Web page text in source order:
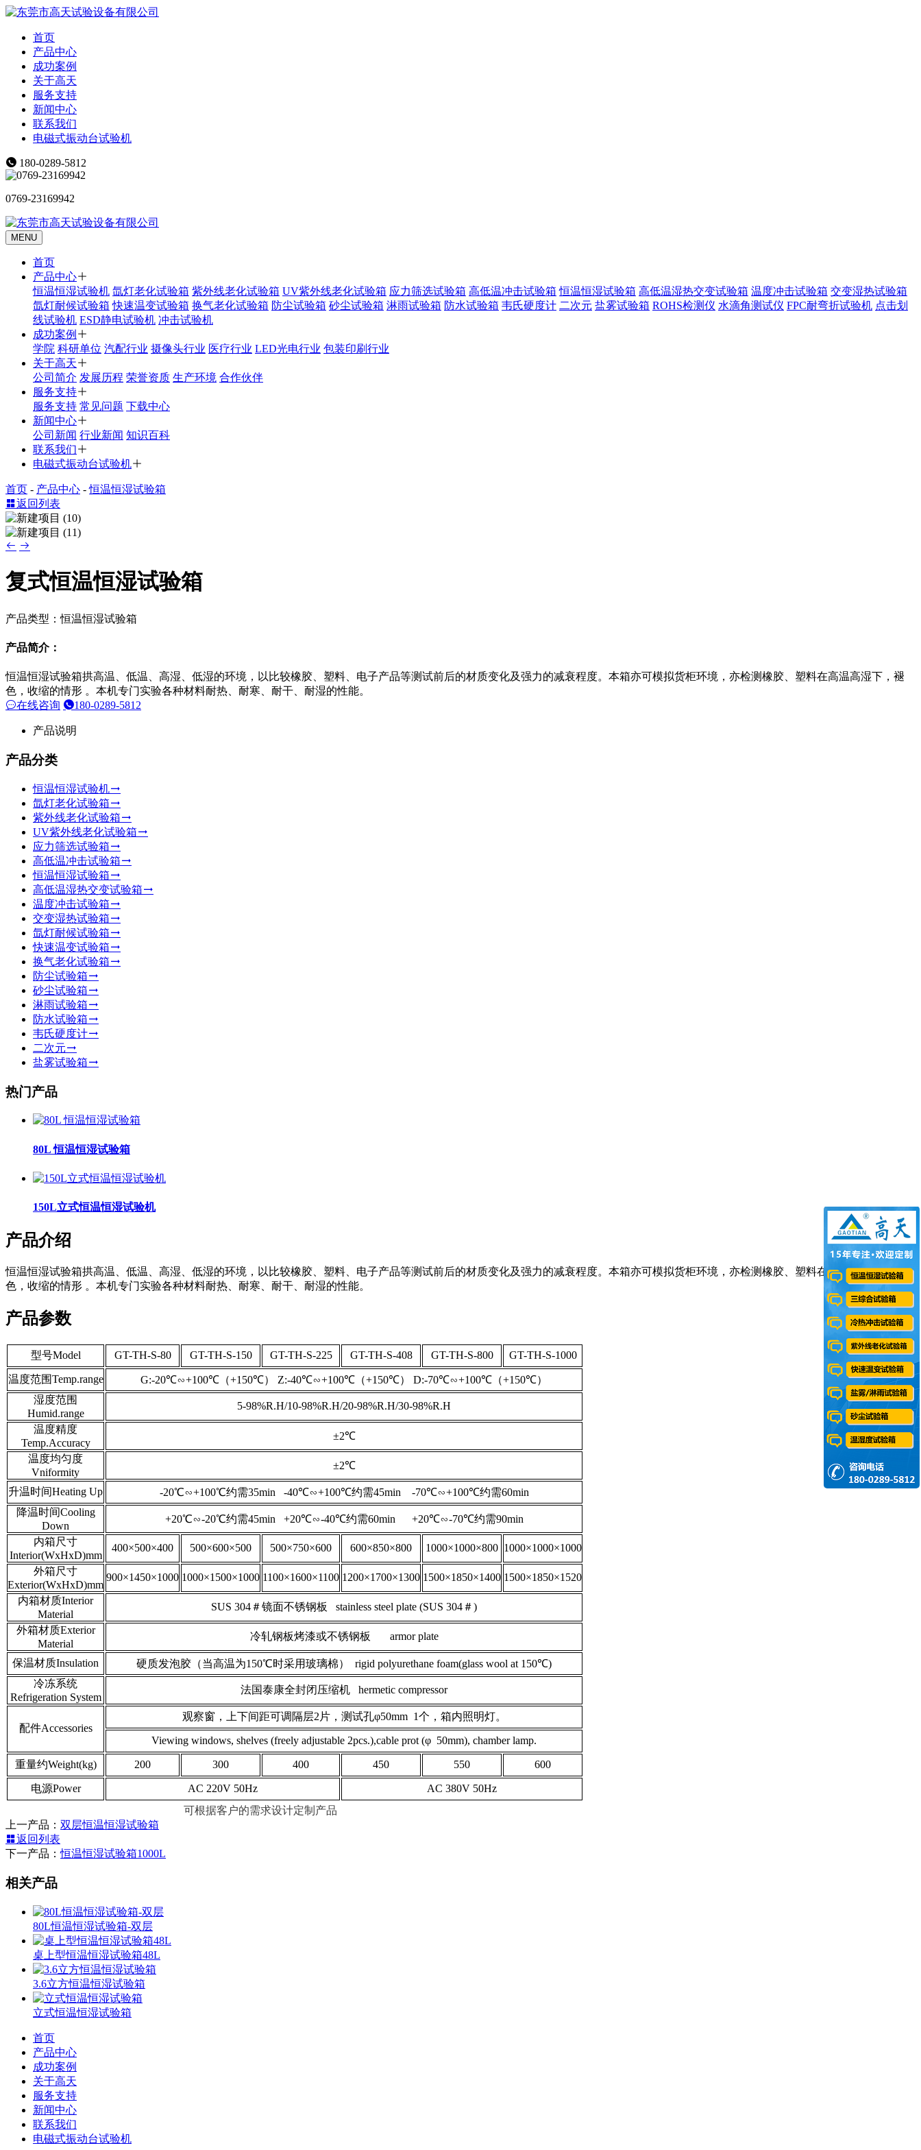
首页
产品中心
成功案例
关于高天
服务支持
新闻中心
联系我们
电磁式振动台试验机
180-0289-5812
0769-23169942
MENU
首页
产品中心
恒温恒湿试验机 氙灯老化试验箱 紫外线老化试验箱 UV紫外线老化试验箱 应力筛选试验箱 高低温冲击试验箱 恒温恒湿试验箱 高低温湿热交变试验箱 温度冲击试验箱 交变湿热试验箱
氙灯耐候试验箱 快速温变试验箱 换气老化试验箱 防尘试验箱 砂尘试验箱 淋雨试验箱 防水试验箱 韦氏硬度计 二次元 盐雾试验箱 ROHS检测仪 水滴角测试仪 FPC耐弯折试验机 点击划
线试验机 ESD静电试验机 冲击试验机
成功案例
学院 科研单位 汽配行业 摄像头行业 医疗行业 LED光电行业 包装印刷行业
关于高天
公司简介 发展历程 荣誉资质 生产环境 合作伙伴
服务支持
服务支持 常见问题 下载中心
新闻中心
公司新闻 行业新闻 知识百科
联系我们
电磁式振动台试验机
首页 - 产品中心 -恒温恒湿试验箱
返回列表
复式恒温恒湿试验箱
产品类型：恒温恒湿试验箱
产品简介：
恒温恒湿试验箱拱高温、低温、高湿、低湿的环境，以比较橡胶、塑料、电子产品等测试前后的材质变化及强力的减衰程度。本箱亦可模拟货柜环境，亦检测橡胶、塑料在高温高湿下，褪
色，收缩的情形 。本机专门实验各种材料耐热、耐寒、耐干、耐湿的性能。
在线咨询
180-0289-5812
产品说明
产品分类
恒温恒湿试验机
氙灯老化试验箱
紫外线老化试验箱
UV紫外线老化试验箱
应力筛选试验箱
高低温冲击试验箱
恒温恒湿试验箱
高低温湿热交变试验箱
温度冲击试验箱
交变湿热试验箱
氙灯耐候试验箱
快速温变试验箱
换气老化试验箱
防尘试验箱
砂尘试验箱
淋雨试验箱
防水试验箱
韦氏硬度计
二次元
盐雾试验箱
热门产品
80L 恒温恒湿试验箱
150L立式恒温恒湿试验机
产品介绍
恒温恒湿试验箱拱高温、低温、高湿、低湿的环境，以比较橡胶、塑料、电子产品等测试前后的材质变化及强力的减衰程度。本箱亦可模拟货柜环境，亦检测橡胶、塑料在高温高湿下，褪
色，收缩的情形 。本机专门实验各种材料耐热、耐寒、耐干、耐湿的性能。
产品参数
型号Model GT-TH-S-80 GT-TH-S-150 GT-TH-S-225 GT-TH-S-408 GT-TH-S-800 GT-TH-S-1000
温度范围Temp.range
G:-20℃∽+100℃（+150℃） Z:-40℃∽+100℃（+150℃） D:-70℃∽+100℃（+150℃）
湿度范围
Humid.range
5-98%R.H/10-98%R.H/20-98%R.H/30-98%R.H
温度精度
Temp.Accuracy
±2℃
温度均匀度
Vniformity
±2℃
升温时间Heating Up
-20℃∽+100℃约需35min -40℃∽+100℃约需45min -70℃∽+100℃约需60min
降温时间Cooling
Down
+20℃∽-20℃约需45min +20℃∽-40℃约需60min +20℃∽-70℃约需90min
内箱尺寸
Interior(WxHxD)mm
400×500×400 500×600×500 500×750×600 600×850×800 1000×1000×800 1000×1000×1000
外箱尺寸
Exterior(WxHxD)mm
900×1450×1000 1000×1500×1000 1100×1600×1100 1200×1700×1300 1500×1850×1400 1500×1850×1520
内箱材质Interior
Material
SUS 304＃镜面不锈钢板 stainless steel plate (SUS 304＃)
外箱材质Exterior
Material
冷轧钢板烤漆或不锈钢板 armor plate
保温材质Insulation
硬质发泡胶（当高温为150℃时采用玻璃棉） rigid polyurethane foam(glass wool at 150℃)
冷冻系统
Refrigeration System
法国泰康全封闭压缩机 hermetic compressor
配件Accessories
观察窗，上下间距可调隔层2片，测试孔φ50mm 1个，箱内照明灯。
Viewing windows, shelves (freely adjustable 2pcs.),cable prot (φ 50mm), chamber lamp.
重量约Weight(kg) 200 300 400 450 550 600
电源Power AC 220V 50Hz AC 380V 50Hz
可根据客户的需求设计定制产品
上一产品： 双层恒温恒湿试验箱
返回列表
下一产品：恒温恒湿试验箱1000L
相关产品
80L恒温恒湿试验箱-双层
桌上型恒温恒湿试验箱48L
3.6立方恒温恒湿试验箱
立式恒温恒湿试验箱
首页
产品中心
成功案例
关于高天
服务支持
新闻中心
联系我们
电磁式振动台试验机